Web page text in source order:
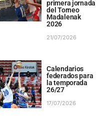
primera jornada
del Torneo
Madalenak
2026
21/07/2026
Calendarios
federados para
la temporada
26/27
17/07/2026